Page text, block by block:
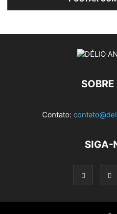
Contato:
SIGA-